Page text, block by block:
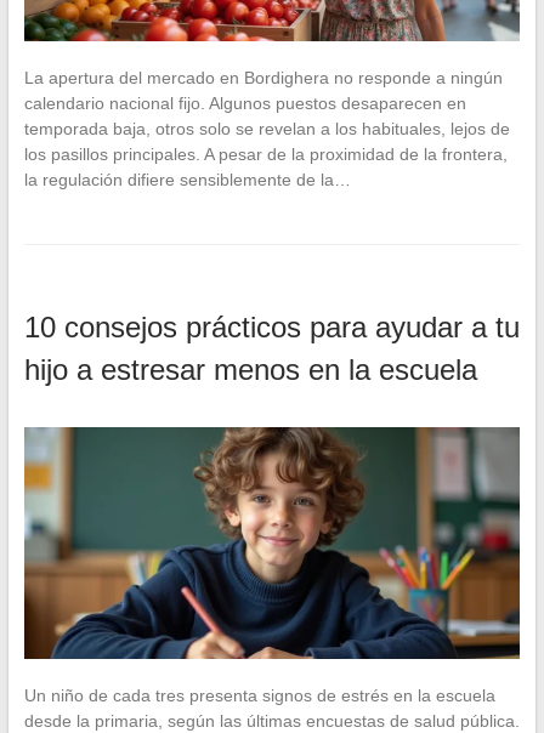
La apertura del mercado en Bordighera no responde a ningún
calendario nacional fijo. Algunos puestos desaparecen en
temporada baja, otros solo se revelan a los habituales, lejos de
los pasillos principales. A pesar de la proximidad de la frontera,
la regulación difiere sensiblemente de la…
10 consejos prácticos para ayudar a tu
hijo a estresar menos en la escuela
Un niño de cada tres presenta signos de estrés en la escuela
desde la primaria, según las últimas encuestas de salud pública.